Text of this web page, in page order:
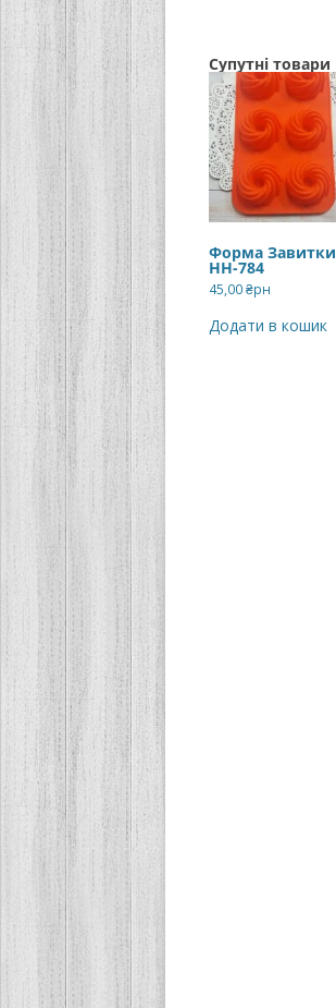
Супутні товари
Форма Завитки
НН-784
45,00₴рн
Додати в кошик